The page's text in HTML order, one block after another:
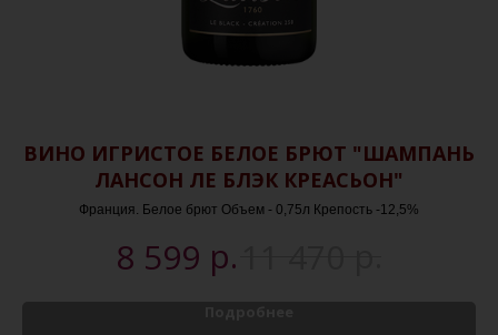
ВИНО ИГРИСТОЕ БЕЛОЕ БРЮТ "ШАМПАНЬ
ЛАНСОН ЛЕ БЛЭК КРЕАСЬОН"
Франция. Белое брют Объем - 0,75л Крепость -12,5%
8 599 р.